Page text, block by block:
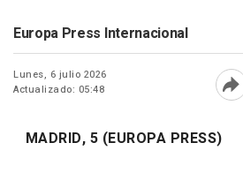
Europa Press Internacional
Lunes, 6 julio 2026
Actualizado: 05:48
MADRID, 5 (EUROPA PRESS)